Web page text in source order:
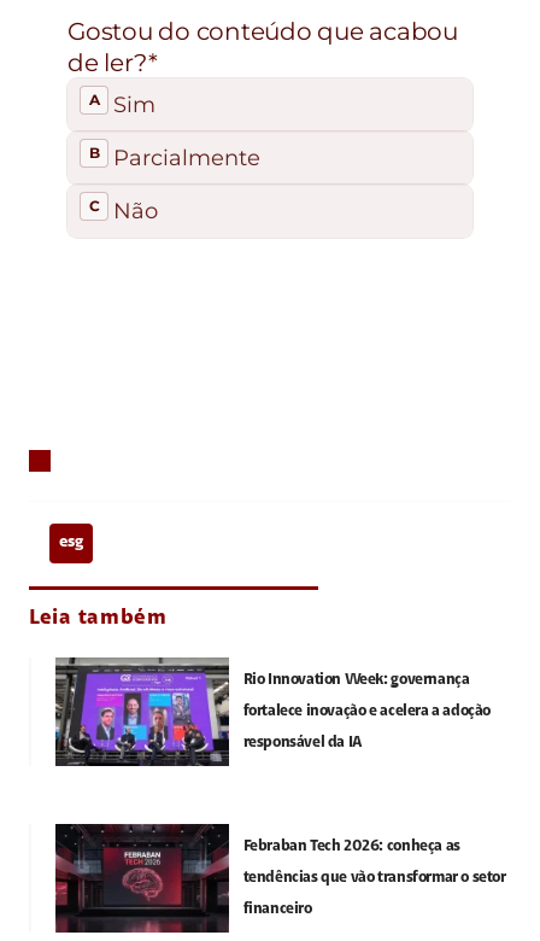
esg
Leia também
Rio Innovation Week: governança
fortalece inovação e acelera a adoção
responsável da IA
Febraban Tech 2026: conheça as
tendências que vão transformar o setor
financeiro